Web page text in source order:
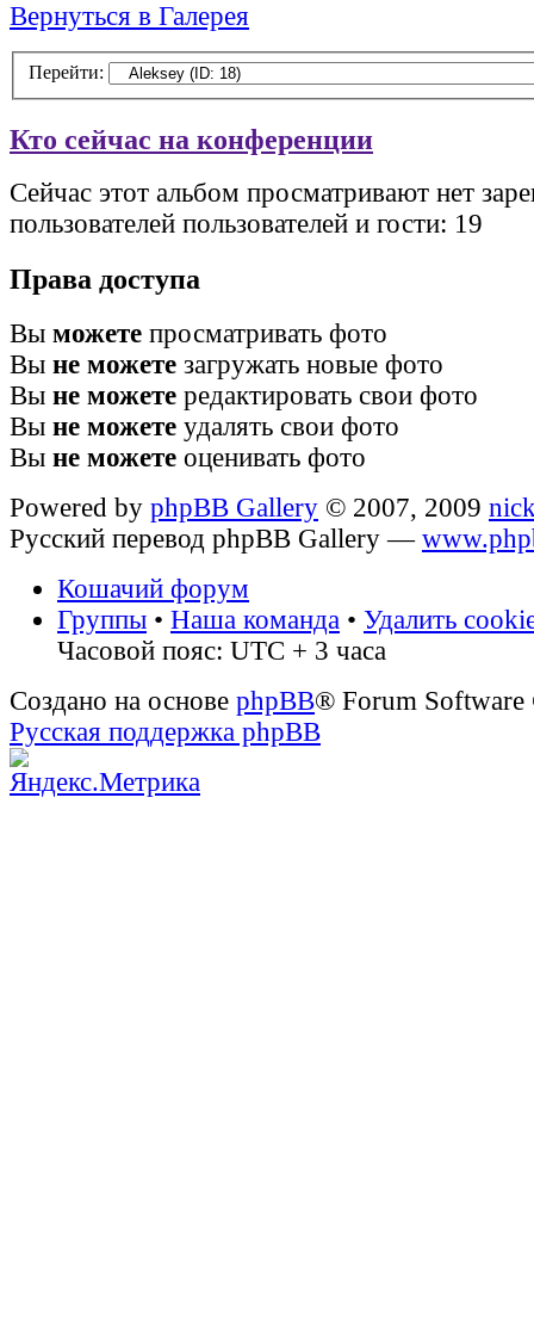
Вернуться в Галерея
Перейти:
Кто сейчас на конференции
Сейчас этот альбом просматривают нет
пользователей пользователей и гости: 19
Права доступа
Вы можете просматривать фото
Вы не можете загружать новые фото
Вы не можете редактировать свои фото
Вы не можете удалять свои фото
Вы не можете оценивать фото
Powered by phpBB Gallery © 2007, 2009
Русский перевод phpBB Gallery —
Кошачий форум
Группы • Наша команда • Удалить
Часовой пояс: UTC + 3 часа
Создано на основе phpBB® Forum
Русская поддержка phpBB